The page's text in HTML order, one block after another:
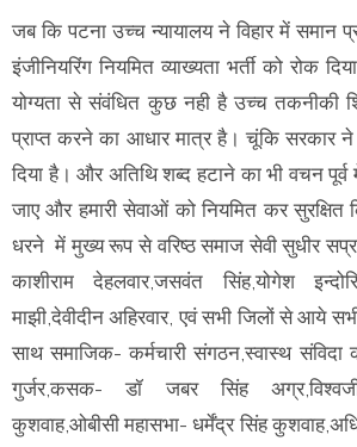
जब कि पटना उच्च न्यायालय ने विहार में समान
इंजीनियरिंग नियमित व्याख्यता भर्ती को रोक
योग्यता से संवंधित कुछ नही है उच्च तकनीकी
प्राप्त करने का आधार मात्र है। चूंकि सरकार
दिया है। और अतिथि शब्द हटाने का भी वचन पूर्व
जाए और हमारी सेवाओं को नियमित कर
धरने में मुख्य रूप से वरिष्ठ समाज सेवी सुधीर
काशीराम देहलवार,जसवंत सिंह,योगेश
माझी,देवीदीन अहिरवार, एवं सभी जिलों से आये
साथ समाजिक- कर्मचारी संगठन,स्वास्थ संविदा
गुर्जर,कसक- डॉ जबर सिंह
कुशवाह,ओबीसी महासभा- धर्मेंद्र सिंह